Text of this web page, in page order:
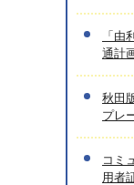
「由
通計
秋田
プレ
コミ
用者